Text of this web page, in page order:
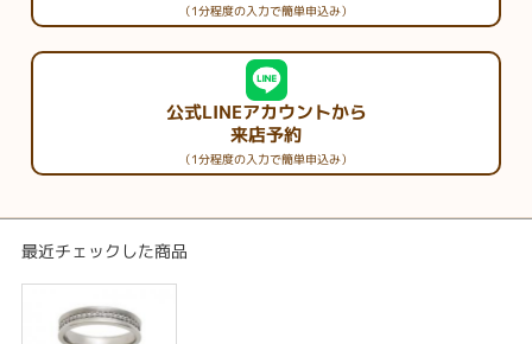
（1分程度の入力で簡単申込み）
公式LINEアカウントから
来店予約
（1分程度の入力で簡単申込み）
最近チェックした商品